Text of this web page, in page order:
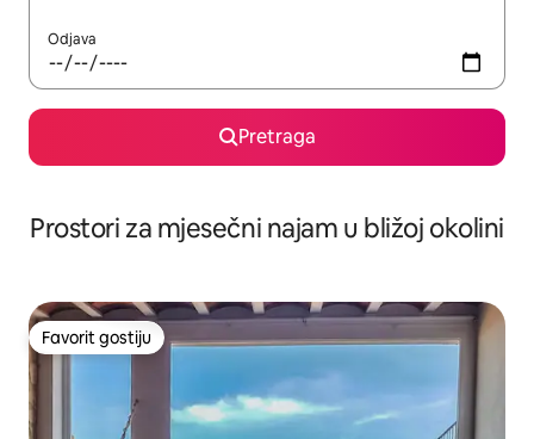
Odjava
Pretraga
Prostori za mjesečni najam u bližoj okolini
Favorit gostiju
Favorit gostiju